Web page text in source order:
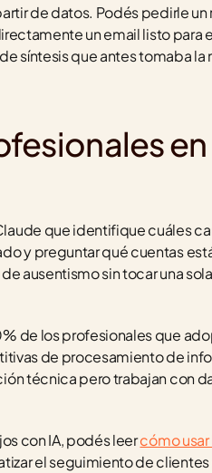
de datos. Podés pedirle un
un email listo para
síntesis que antes tomaba la
en
que identifique cuáles
y preguntar qué cuentas
ausentismo sin tocar una
de los profesionales que
de procesamiento de
técnica pero trabajan con
con IA, podés leer cómo usar
el seguimiento de